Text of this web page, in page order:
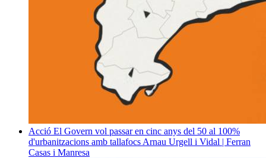
Acció El Govern vol passar en cinc anys del 50 al 100%
d'urbanitzacions amb tallafocs Arnau Urgell i Vidal | Ferran
Casas i Manresa